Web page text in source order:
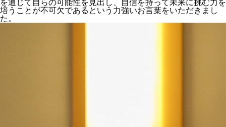
を通じて自らの可能性を見出し、自信を持って未来に挑む力を
培うことが不可欠であるという力強いお言葉をいただきまし
た。